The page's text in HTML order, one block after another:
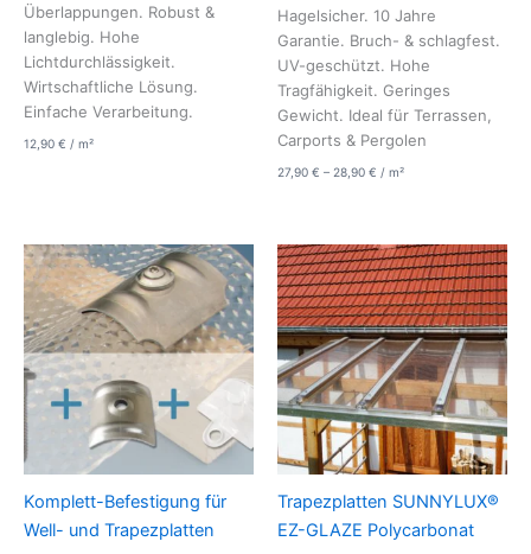
Überlappungen. Robust &
langlebig. Hohe
Lichtdurchlässigkeit.
Wirtschaftliche Lösung.
Einfache Verarbeitung.
12,90 € / m²
Hagelsicher. 10 Jahre
Garantie. Bruch- & schlagfest.
UV-geschützt. Hohe
Tragfähigkeit. Geringes
Gewicht. Ideal für Terrassen,
Carports & Pergolen
27,90 € – 28,90 € / m²
Komplett-Befestigung für
Well- und Trapezplatten
Trapezplatten SUNNYLUX®
EZ-GLAZE Polycarbonat